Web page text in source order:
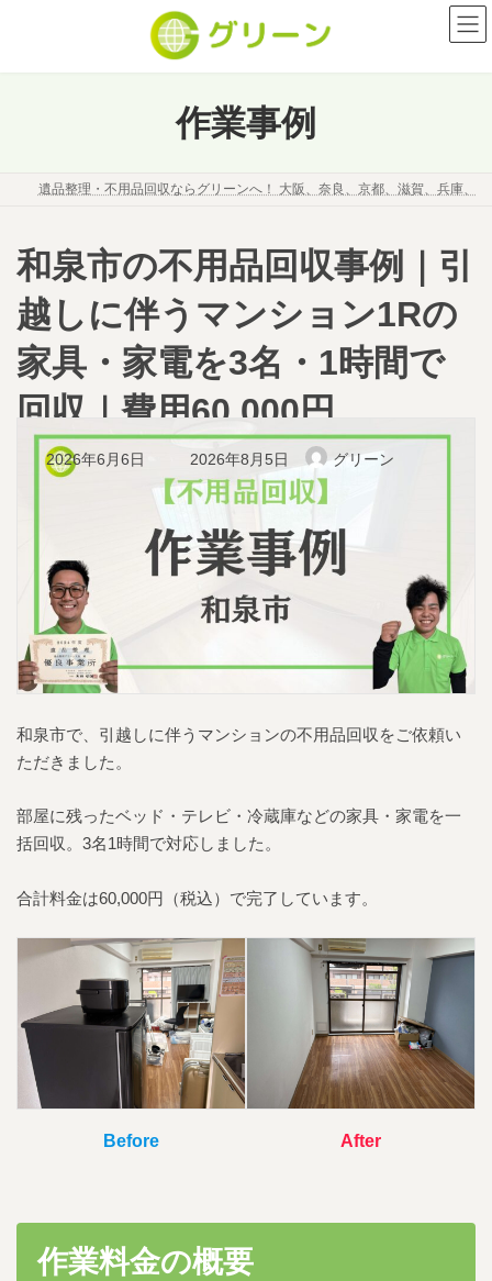
ン
ー
作業事例
遺品整理・不用品回収ならグリーンへ！ 大阪、奈良、京都、滋賀、兵庫、
和泉市の不用品回収事例｜引
越しに伴うマンション1Rの
家具・家電を3名・1時間で
回収｜費用60,000円
2026年6月6日
最
更
新
日
時
2026年8月5日 グリーン
和泉市で、引越しに伴うマンションの不用品回収をご依頼い
ただきました。
部屋に残ったベッド・テレビ・冷蔵庫などの家具・家電を一
括回収。3名1時間で対応しました。
合計料金は60,000円（税込）で完了しています。
Before After
作業料金の概要